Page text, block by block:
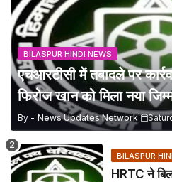
BILASPUR HINDI NEWS
एचआरटीसी में तबादले पर
फिरोज खान को मिला नया
By - News Updates Network
BILASPUR
HRTC ने